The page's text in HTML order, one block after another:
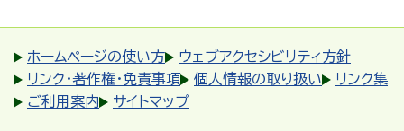
ホームページの使い方
ウェブアクセシビリティ方針
リンク・著作権・免責事項
個人情報の取り扱い
リンク集
ご利用案内
サイトマップ